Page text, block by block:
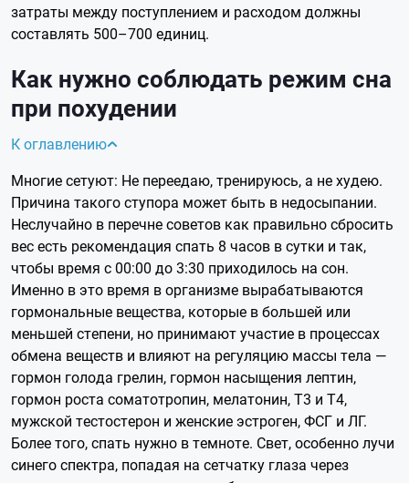
затраты между поступлением и расходом должны
составлять 500–700 единиц.
Как нужно соблюдать режим сна
при похудении
К оглавлению
Многие сетуют: Не переедаю, тренируюсь, а не худею.
Причина такого ступора может быть в недосыпании.
Неслучайно в перечне советов как правильно сбросить
вес есть рекомендация спать 8 часов в сутки и так,
чтобы время с 00:00 до 3:30 приходилось на сон.
Именно в это время в организме вырабатываются
гормональные вещества, которые в большей или
меньшей степени, но принимают участие в процессах
обмена веществ и влияют на регуляцию массы тела —
гормон голода грелин, гормон насыщения лептин,
гормон роста соматотропин, мелатонин, Т3 и Т4,
мужской тестостерон и женские эстроген, ФСГ и ЛГ.
Более того, спать нужно в темноте. Свет, особенно лучи
синего спектра, попадая на сетчатку глаза через